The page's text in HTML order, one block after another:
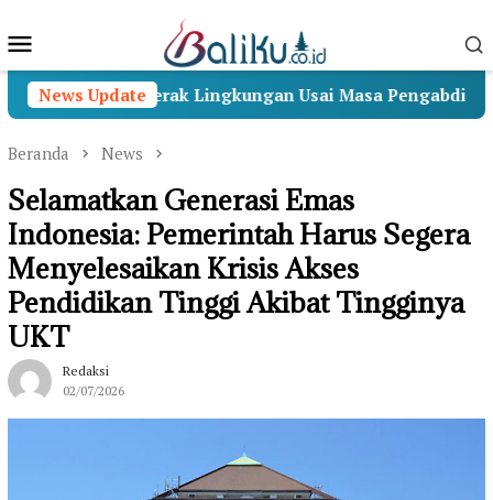
ke
Mobile
News Update
Penggerak Lingkungan Usai Masa Pengabdian
Beranda News
Selamatkan Generasi Emas
Indonesia: Pemerintah Harus Segera
Menyelesaikan Krisis Akses
Pendidikan Tinggi Akibat Tingginya
UKT
Redaksi
02/07/2026